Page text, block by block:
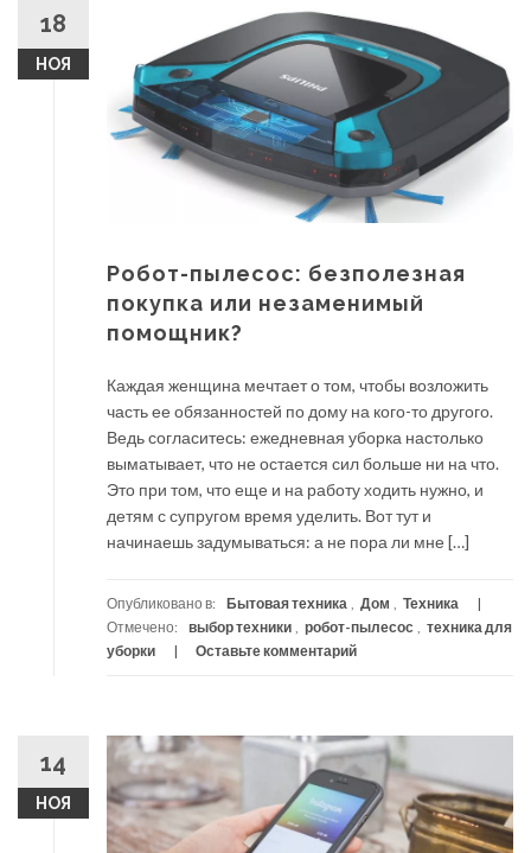
18
НОЯ
Робот-пылесос: безполезная
покупка или незаменимый
помощник?
Каждая женщина мечтает о том, чтобы возложить
часть ее обязанностей по дому на кого-то другого.
Ведь согласитесь: ежедневная уборка настолько
выматывает, что не остается сил больше ни на что.
Это при том, что еще и на работу ходить нужно, и
детям с супругом время уделить. Вот тут и
начинаешь задумываться: а не пора ли мне […]
Опубликовано в: Бытовая техника , Дом , Техника
Отмечено:
выбор техники , робот-пылесос , техника для
уборки
Оставьте комментарий
14
НОЯ